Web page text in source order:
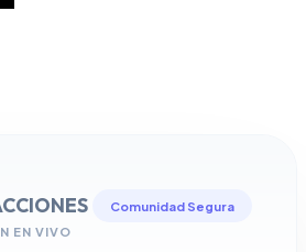
EN VIVO
Comunidad Segura